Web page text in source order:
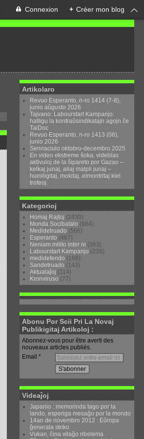
Connexion + Créer mon blog
Artikolaro
Revuo Esperanto, n-ro 1414 (7-8),
junio aŭgusto 2026
Tajvano: Labourstart Kampanjo:
haltigu la kontraŭsindikatajn agojn ĉe
TaiDoc
Revuo Esperanto, n-ro 1413 (06),
junio 2026
Sennaciulo oktobro-decembro 2025
En video ekstreme ŝoka, videblas
aktivuloj de la ŝipareto por Gazao –
kelkaj junaj, aliaj malpli junaj –
humiligitaj, mokitaj, elmontritaj kiel
trofeoj.
Kategorioj
Homaj Rajtoj (2430)
Monda Socibatalo (984)
Medidetruado (566)
Esperanto (467)
Neniam milito inter ni (363)
Labourstart Kampanjo (238)
medidefendo (168)
Sandetruado (143)
Aktualaĵoj (114)
Kronviruso (77)
Abonu Por Scii Pri La Novaj
Publikigitaj Artikoloj :
Abonnez-vous pour être averti des
nouveaux articles publiés.
Email
Videaĵoj
Japanio : memorinda tago por la
lando, esperiga mesaĝo por la mondo
14an de novembro 2012 : Eŭropa
ĝenerala striko
Vukan, ĉina vilaĝo ribelema